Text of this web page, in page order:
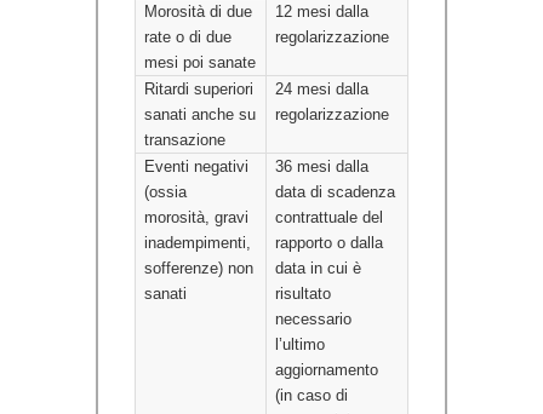
Morosità di due
rate o di due
mesi poi sanate
12 mesi dalla
regolarizzazione
Ritardi superiori
sanati anche su
transazione
24 mesi dalla
regolarizzazione
Eventi negativi
(ossia
morosità, gravi
inadempimenti,
sofferenze) non
sanati
36 mesi dalla
data di scadenza
contrattuale del
rapporto o dalla
data in cui è
risultato
necessario
l’ultimo
aggiornamento
(in caso di